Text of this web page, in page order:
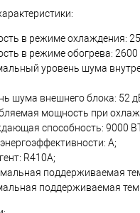
в режиме охлаждения:
в режиме обогрева: 2600
уровень шума
шума внешнего блока: 52
мощность при
способность: 9000
A;
R410A;
поддерживаемая
поддерживаемая